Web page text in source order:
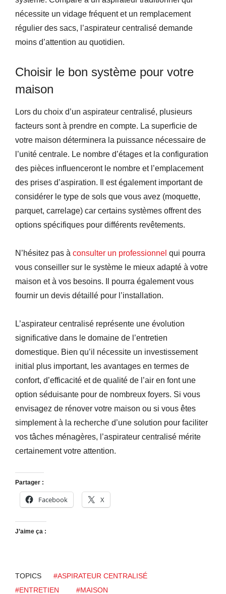
nécessite un vidage fréquent et un remplacement
régulier des sacs, l’aspirateur centralisé demande
moins d’attention au quotidien.
Choisir le bon système pour votre
maison
Lors du choix d’un aspirateur centralisé, plusieurs
facteurs sont à prendre en compte. La superficie de
votre maison déterminera la puissance nécessaire de
l’unité centrale. Le nombre d’étages et la configuration
des pièces influenceront le nombre et l’emplacement
des prises d’aspiration. Il est également important de
considérer le type de sols que vous avez (moquette,
parquet, carrelage) car certains systèmes offrent des
options spécifiques pour différents revêtements.
N’hésitez pas à consulter un professionnel qui pourra
vous conseiller sur le système le mieux adapté à votre
maison et à vos besoins. Il pourra également vous
fournir un devis détaillé pour l’installation.
L’aspirateur centralisé représente une évolution
significative dans le domaine de l’entretien
domestique. Bien qu’il nécessite un investissement
initial plus important, les avantages en termes de
confort, d’efficacité et de qualité de l’air en font une
option séduisante pour de nombreux foyers. Si vous
envisagez de rénover votre maison ou si vous êtes
simplement à la recherche d’une solution pour faciliter
vos tâches ménagères, l’aspirateur centralisé mérite
certainement votre attention.
Partager :
Facebook X
J’aime ça :
TOPICS
#ASPIRATEUR CENTRALISÉ
#ENTRETIEN
#MAISON